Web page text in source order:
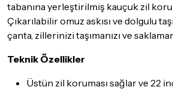
İade Koşulları
Sitemiz üzerinden satın almış olduğunuz
tarihinden itibaren14 Güniçerisinde
değiştirebilirsiniz.
tabanına yerleştirilmiş kauçuk zil
Çıkarılabilir omuz askısı ve dolgulu
çanta, zillerinizi taşımanızı ve
Teknik Özellikler
Üstün zil koruması sağlar ve 22